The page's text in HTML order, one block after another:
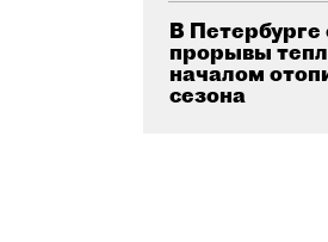
В
прорывы
началом
сезона